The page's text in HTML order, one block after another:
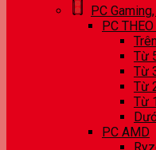
PC
PC
Từ
Từ
Từ
Từ
PC AMD